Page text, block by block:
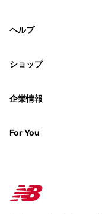
ヘルプ
ショップ
企業情報
For You